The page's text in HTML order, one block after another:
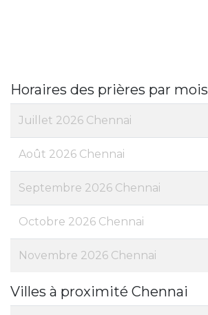
Horaires des prières par mois
Juillet 2026 Chennai
Août 2026 Chennai
Septembre 2026 Chennai
Octobre 2026 Chennai
Novembre 2026 Chennai
Villes à proximité Chennai